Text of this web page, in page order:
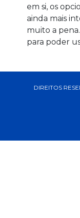
em si, os
ainda mais
muito a
para poder
DIREITOS